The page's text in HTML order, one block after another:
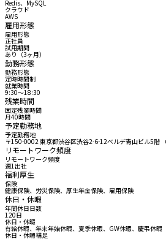
Redis、MySQL
クラウド
AWS
雇用形態
雇用形態
正社員
試用期間
あり（3ヶ月）
勤務形態
勤務形態
定時時間制
就業時間
9:30〜18:30
残業時間
固定残業時間
月40時間
予定勤務地
予定勤務地
〒150-0002 東京都渋谷区渋谷2-6-12ベルデ青山ビル5階
リモートワーク頻度
リモートワーク頻度
週1出社
福利厚生
保険
健康保険、労災保険、厚生年金保険、雇用保険
休日・休暇
年間休日日数
120日
休日・休暇
有給休暇、年末年始休暇、夏季休暇、GW休暇、慶弔休暇
休日・休暇補足